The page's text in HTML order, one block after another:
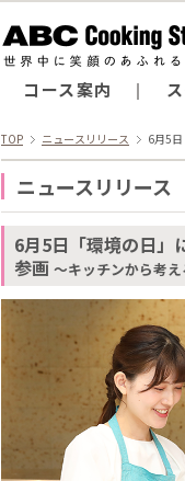
コース案内
TOP ニュースリリース 6月5
ニュースリリース
6月5日「環境の日」
参画 ～キッチンから考